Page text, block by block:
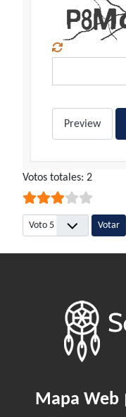
Preview
Ratio:3/5
Votos totales: 2
Por favor, vote
Mapa Web|